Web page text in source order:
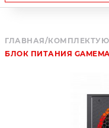
ГЛАВНАЯ/
БЛОК ПИТАНИЯ